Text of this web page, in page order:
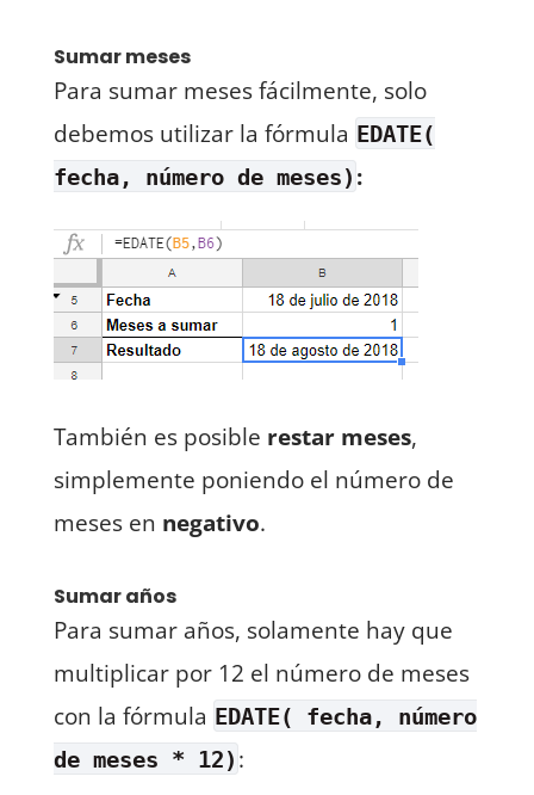
Sumar meses
Para sumar meses fácilmente, solo
debemos utilizar la fórmula EDATE(
fecha, número de meses) :
También es posible restar meses,
simplemente poniendo el número de
meses en negativo.
Sumar años
Para sumar años, solamente hay que
multiplicar por 12 el número de meses
con la fórmula EDATE( fecha, número
de meses * 12) :